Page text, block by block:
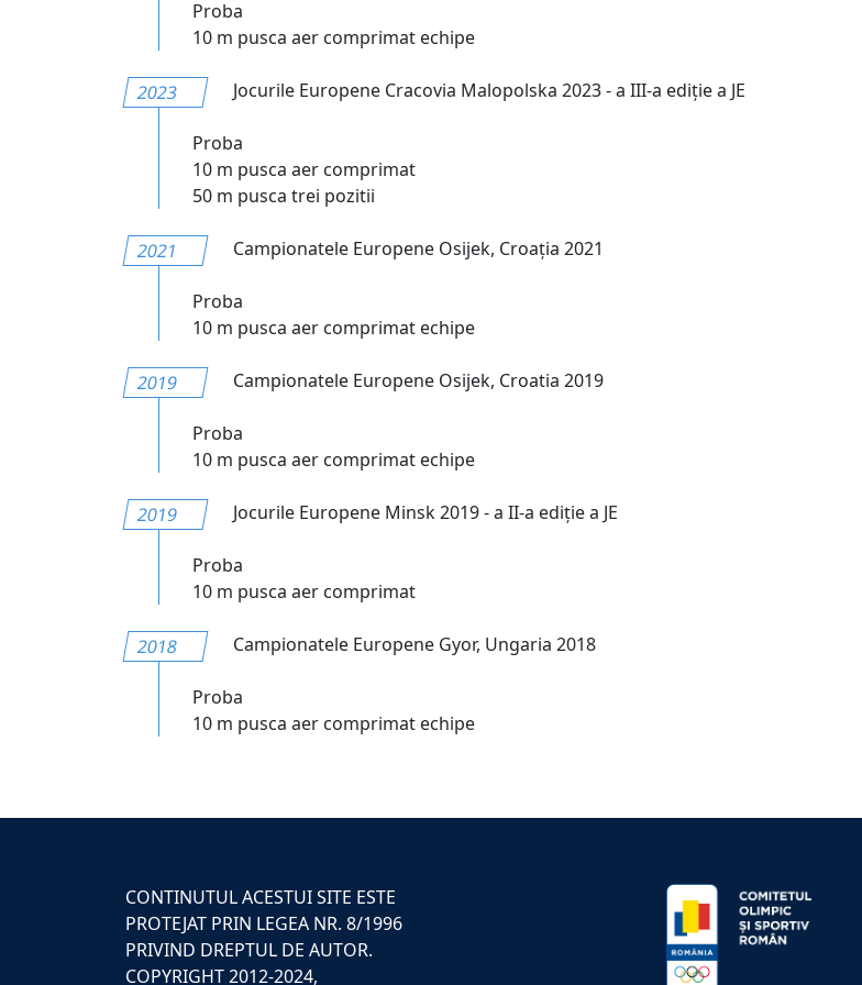
Proba
10 m pusca aer comprimat echipe
2023 Jocurile Europene Cracovia Malopolska 2023 - a III-a ediție a JE
Proba
10 m pusca aer comprimat
50 m pusca trei pozitii
2021 Campionatele Europene Osijek, Croația 2021
Proba
10 m pusca aer comprimat echipe
2019 Campionatele Europene Osijek, Croatia 2019
Proba
10 m pusca aer comprimat echipe
2019 Jocurile Europene Minsk 2019 - a II-a ediție a JE
Proba
10 m pusca aer comprimat
2018 Campionatele Europene Gyor, Ungaria 2018
Proba
10 m pusca aer comprimat echipe
CONTINUTUL ACESTUI SITE ESTE
PROTEJAT PRIN LEGEA NR. 8/1996
PRIVIND DREPTUL DE AUTOR.
COPYRIGHT 2012-2024,